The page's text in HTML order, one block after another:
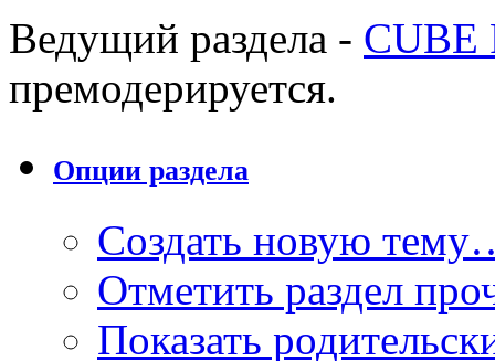
Ведущий раздела - CUBE
премодерируется.
Опции раздела
Создать новую
Отметить раздел
Показать